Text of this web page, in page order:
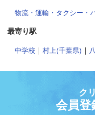
物流・運輸・タクシー・
最寄り駅
中学校 ｜ 村上(千葉県) ｜
ク
会員登